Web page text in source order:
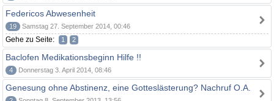
Federicos Abwesenheit
19 Samstag 27. September 2014, 00:46
Gehe zu Seite: 1 2
Baclofen Medikationsbeginn Hilfe !!
4 Donnerstag 3. April 2014, 08:46
Genesung ohne Abstinenz, eine Gotteslästerung? Nachruf O.A.